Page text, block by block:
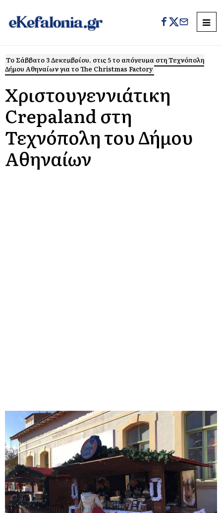
Το Σάββατο 3 Δεκεμβρίου, στις 5 το απόγευμα στη Τεχνόπολη
Δήμου Αθηναίων για το The Christmas Factory
Χριστουγεννιάτικη
Crepaland στη
Τεχνόπολη του Δήμου
Αθηναίων